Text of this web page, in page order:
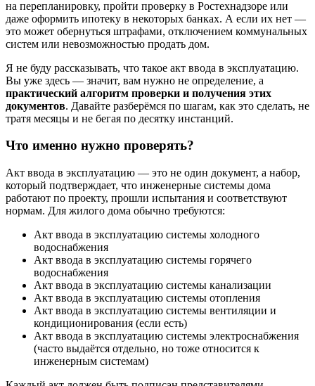
на перепланировку, пройти проверку в Ростехнадзоре или
даже оформить ипотеку в некоторых банках. А если их нет —
это может обернуться штрафами, отключением коммунальных
систем или невозможностью продать дом.
Я не буду рассказывать, что такое акт ввода в эксплуатацию.
Вы уже здесь — значит, вам нужно не определение, а
практический алгоритм проверки и получения этих
документов. Давайте разберёмся по шагам, как это сделать, не
тратя месяцы и не бегая по десятку инстанций.
Что именно нужно проверять?
Акт ввода в эксплуатацию — это не один документ, а набор,
который подтверждает, что инженерные системы дома
работают по проекту, прошли испытания и соответствуют
нормам. Для жилого дома обычно требуются:
Акт ввода в эксплуатацию системы холодного
водоснабжения
Акт ввода в эксплуатацию системы горячего
водоснабжения
Акт ввода в эксплуатацию системы канализации
Акт ввода в эксплуатацию системы отопления
Акт ввода в эксплуатацию системы вентиляции и
кондиционирования (если есть)
Акт ввода в эксплуатацию системы электроснабжения
(часто выдаётся отдельно, но тоже относится к
инженерным системам)